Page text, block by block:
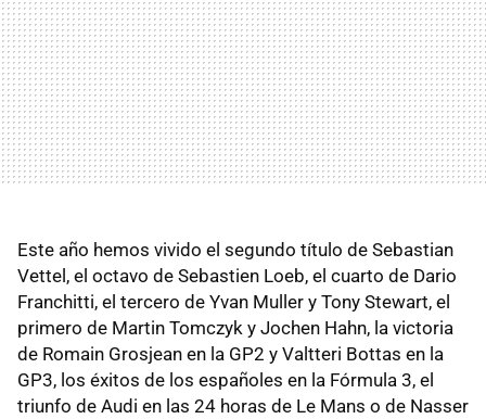
Este año hemos vivido el segundo título de Sebastian
Vettel, el octavo de Sebastien Loeb, el cuarto de Dario
Franchitti, el tercero de Yvan Muller y Tony Stewart, el
primero de Martin Tomczyk y Jochen Hahn, la victoria
de Romain Grosjean en la GP2 y Valtteri Bottas en la
GP3, los éxitos de los españoles en la Fórmula 3, el
triunfo de Audi en las 24 horas de Le Mans o de Nasser